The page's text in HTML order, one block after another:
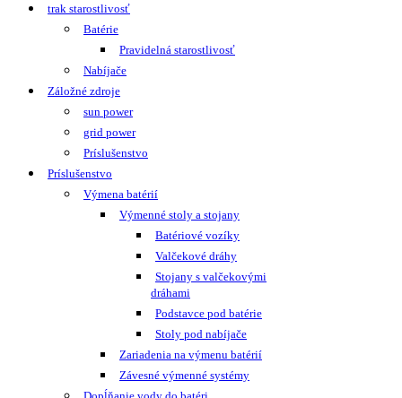
trak starostlivosť
Batérie
Pravidelná starostlivosť
Nabíjače
Záložné zdroje
sun power
grid power
Príslušenstvo
Príslušenstvo
Výmena batérií
Výmenné stoly a stojany
Batériové vozíky
Valčekové dráhy
Stojany s valčekovými
dráhami
Podstavce pod batérie
Stoly pod nabíjače
Zariadenia na výmenu batérií
Závesné výmenné systémy